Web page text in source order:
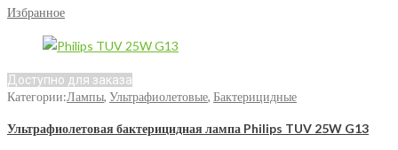
Избранное
Доступно для заказа
Категории:Лампы, Ультрафиолетовые, Бактерицидные
Ультрафиолетовая бактерицидная лампа Philips TUV 25W G13